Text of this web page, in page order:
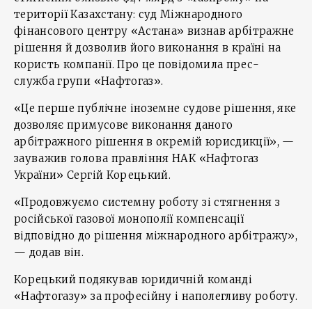
території Казахстану: суд Міжнародного
фінансового центру «Астана» визнав арбітражне
рішення й дозволив його виконання в країні на
користь компанії. Про це повідомила прес-
служба групи «Нафтогаз».
«Це перше публічне іноземне судове рішення, яке
дозволяє примусове виконання даного
арбітражного рішення в окремій юрисдикції», —
зауважив голова правління НАК «Нафтогаз
України» Сергій Корецький.
«Продовжуємо системну роботу зі стягнення з
російської газової монополії компенсації
відповідно до рішення міжнародного арбітражу»,
— додав він.
Корецький подякував юридичній команді
«Нафтогазу» за професійну і наполегливу роботу.